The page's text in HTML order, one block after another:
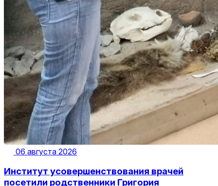
06 августа 2026
Институт усовершенствования врачей
посетили родственники Григория